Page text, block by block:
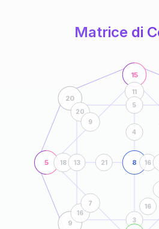
Matrice di
5
15
8
20
9 3
16
18
11
13
5
16
21
4
20
9
16
7